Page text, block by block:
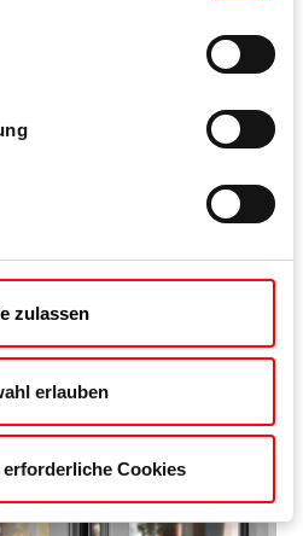
zulassen
erlauben
Cookies